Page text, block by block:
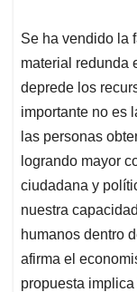
Se ha vendido la
material redunda
deprede los
importante no es
las personas
logrando mayor
ciudadana y
nuestra
humanos dentro
afirma el
propuesta